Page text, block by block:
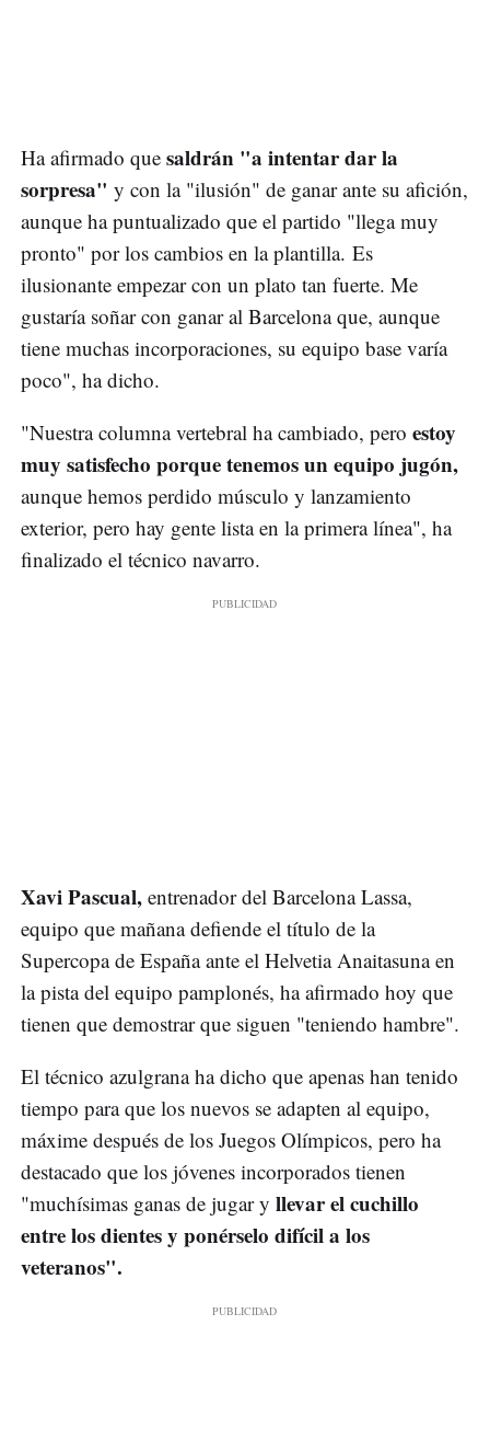
Ha afirmado que saldrán "a intentar dar la
sorpresa" y con la "ilusión" de ganar ante su afición,
aunque ha puntualizado que el partido "llega muy
pronto" por los cambios en la plantilla. Es
ilusionante empezar con un plato tan fuerte. Me
gustaría soñar con ganar al Barcelona que, aunque
tiene muchas incorporaciones, su equipo base varía
poco", ha dicho.
"Nuestra columna vertebral ha cambiado, pero estoy
muy satisfecho porque tenemos un equipo jugón,
aunque hemos perdido músculo y lanzamiento
exterior, pero hay gente lista en la primera línea", ha
finalizado el técnico navarro.
Xavi Pascual, entrenador del Barcelona Lassa,
equipo que mañana defiende el título de la
Supercopa de España ante el Helvetia Anaitasuna en
la pista del equipo pamplonés, ha afirmado hoy que
tienen que demostrar que siguen "teniendo hambre".
El técnico azulgrana ha dicho que apenas han tenido
tiempo para que los nuevos se adapten al equipo,
máxime después de los Juegos Olímpicos, pero ha
destacado que los jóvenes incorporados tienen
"muchísimas ganas de jugar y llevar el cuchillo
entre los dientes y ponérselo difícil a los
veteranos".